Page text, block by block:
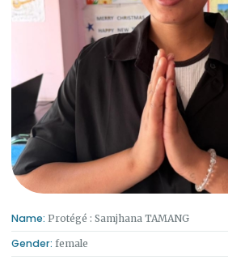
Name: Protégé : Samjhana TAMANG
Gender: female